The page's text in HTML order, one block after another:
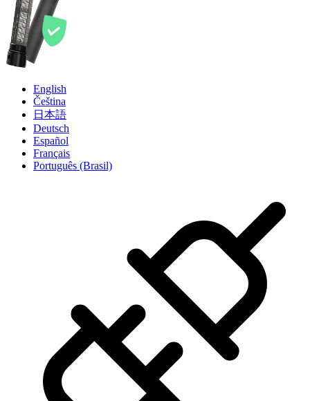
English
Čeština
日本語
Deutsch
Español
Français
Português (Brasil)